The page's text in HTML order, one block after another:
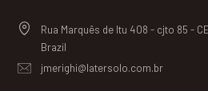
Rua Marquês de Itu 408 - cjto 85 -
Brazil
jmerighi@latersolo.com.br